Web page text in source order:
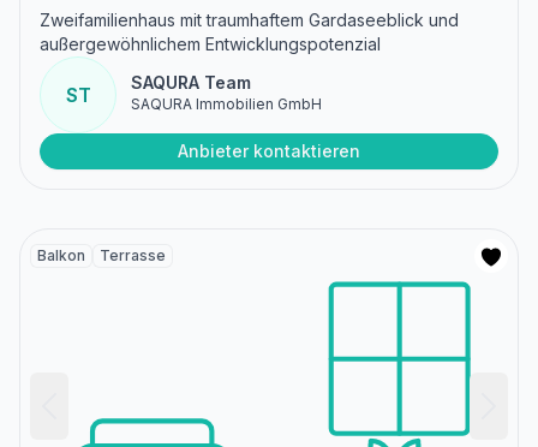
Zweifamilienhaus mit traumhaftem Gardaseeblick und
außergewöhnlichem Entwicklungspotenzial
ST
SAQURA Team
SAQURA Immobilien GmbH
Anbieter kontaktieren
Balkon Terrasse